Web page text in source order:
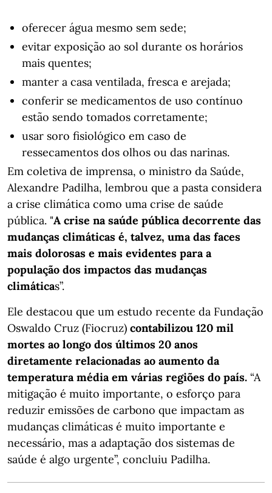
oferecer água mesmo sem sede;
evitar exposição ao sol durante os horários
mais quentes;
manter a casa ventilada, fresca e arejada;
conferir se medicamentos de uso contínuo
estão sendo tomados corretamente;
usar soro fisiológico em caso de
ressecamentos dos olhos ou das narinas.
Em coletiva de imprensa, o ministro da Saúde,
Alexandre Padilha, lembrou que a pasta considera
a crise climática como uma crise de saúde
pública. "A crise na saúde pública decorrente das
mudanças climáticas é, talvez, uma das faces
mais dolorosas e mais evidentes para a
população dos impactos das mudanças
climáticas”.
Ele destacou que um estudo recente da Fundação
Oswaldo Cruz (Fiocruz) contabilizou 120 mil
mortes ao longo dos últimos 20 anos
diretamente relacionadas ao aumento da
temperatura média em várias regiões do país. “A
mitigação é muito importante, o esforço para
reduzir emissões de carbono que impactam as
mudanças climáticas é muito importante e
necessário, mas a adaptação dos sistemas de
saúde é algo urgente”, concluiu Padilha.